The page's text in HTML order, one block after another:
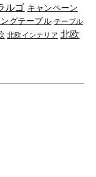
ルゴ キャンペーン
グテーブル テーブル
北欧インテリア 北欧